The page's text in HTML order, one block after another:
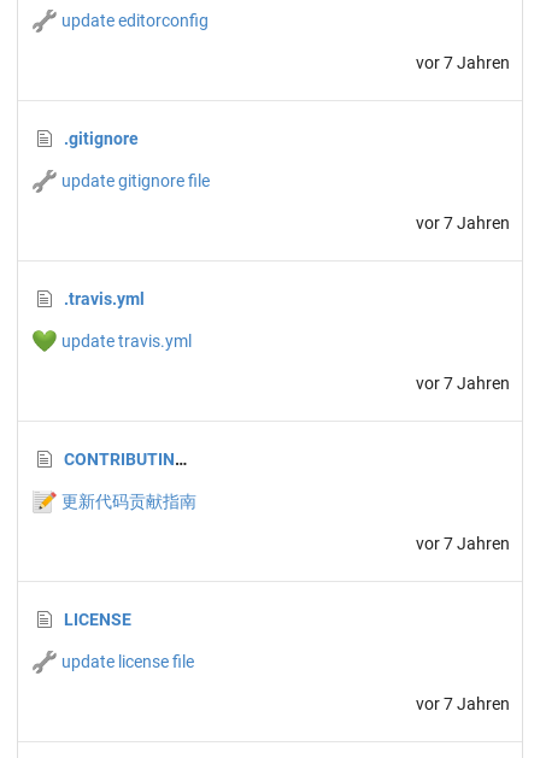
🔧 update editorconfig
vor 7 Jahren
.gitignore
🔧 update gitignore file
vor 7 Jahren
.travis.yml
💚 update travis.yml
vor 7 Jahren
CONTRIBUTING.md
📝 更新代码贡献指南
vor 7 Jahren
LICENSE
🔧 update license file
vor 7 Jahren